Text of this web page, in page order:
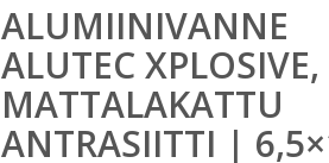
ALUMIINIVANNE
ALUTEC XPLOSIVE,
MATTALAKATTU
ANTRASIITTI |